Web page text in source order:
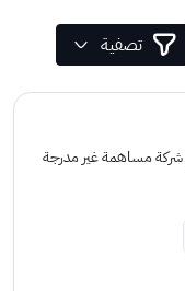
تصفية
شركة مساهمة غير مدرجة